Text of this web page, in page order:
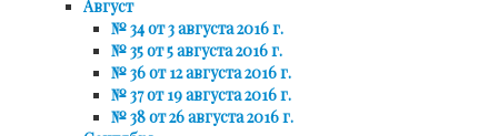
Август
№ 34 от 3 августа 2016 г.
№ 35 от 5 августа 2016 г.
№ 36 от 12 августа 2016 г.
№ 37 от 19 августа 2016 г.
№ 38 от 26 августа 2016 г.